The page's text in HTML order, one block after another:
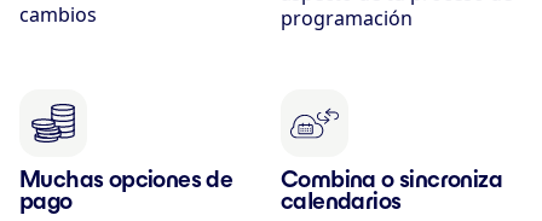
cambios
programación
Muchas opciones de
pago
Combina o sincroniza
calendarios